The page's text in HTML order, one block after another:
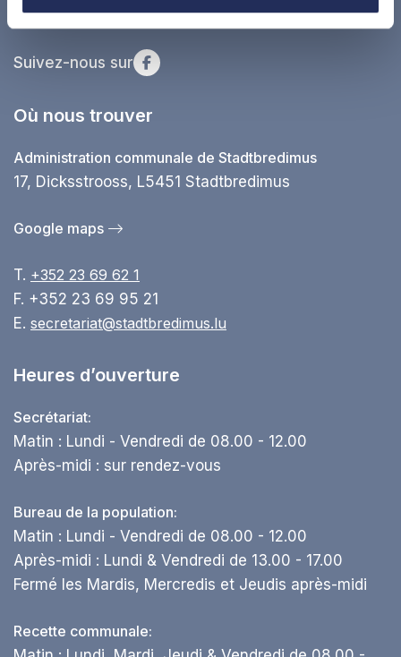
Suivez-nous sur
Où nous trouver
Administration communale de Stadtbredimus
17, Dicksstrooss, L5451 Stadtbredimus
Google maps
T. +352 23 69 62 1
F. +352 23 69 95 21
E. secretariat@stadtbredimus.lu
Heures d’ouverture
Secrétariat:
Matin : Lundi - Vendredi de 08.00 - 12.00
Après-midi : sur rendez-vous
Bureau de la population:
Matin : Lundi - Vendredi de 08.00 - 12.00
Après-midi : Lundi & Vendredi de 13.00 - 17.00
Fermé les Mardis, Mercredis et Jeudis après-midi
Recette communale: